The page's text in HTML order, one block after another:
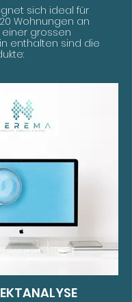
sich ideal für
Wohnungen an
grossen
enthalten sind die